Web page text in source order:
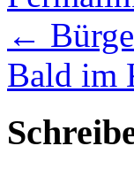
←
Bald im